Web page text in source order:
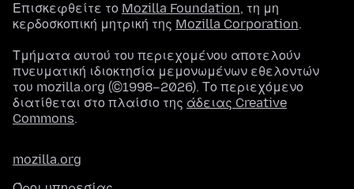
Επισκεφθείτε το Mozilla Foundation, τη μη
κερδοσκοπική μητρική της Mozilla Corporation.
Τμήματα αυτού του περιεχομένου αποτελούν
πνευματική ιδιοκτησία μεμονωμένων εθελοντών
του mozilla.org (©1998–2026). Το περιεχόμενο
διατίθεται στο πλαίσιο της άδειας Creative
Commons.
mozilla.org